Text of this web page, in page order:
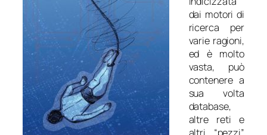
dai motori di
ricerca per
varie ragioni,
ed è molto
vasta, può
contenere a
sua volta
database,
altre reti e